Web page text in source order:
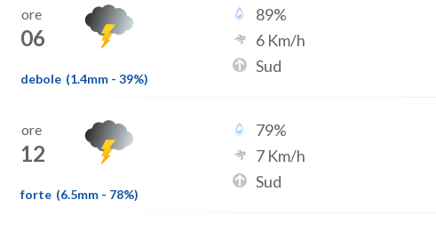
ore
06
debole (1.4mm - 39%)
89%
6 Km/h
Sud
ore
12
forte (6.5mm - 78%)
79%
7 Km/h
Sud